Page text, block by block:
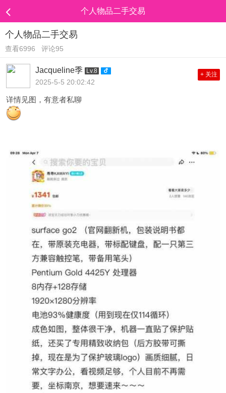
个人物品二手交易
个人物品二手交易
查看6996 评论95
Jacqueline季 Lv.8
2025-5-5 20:02:42
+ 关注
详情见图，有意者私聊